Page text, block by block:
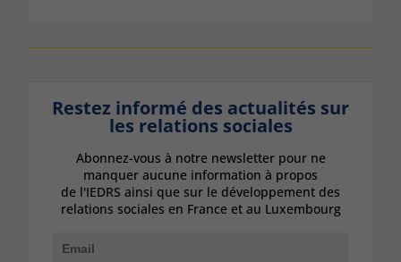
Restez informé des actualités sur
les relations sociales
Abonnez-vous à notre newsletter pour ne
manquer aucune information à propos
de l'IEDRS ainsi que sur le développement des
relations sociales en France et au Luxembourg